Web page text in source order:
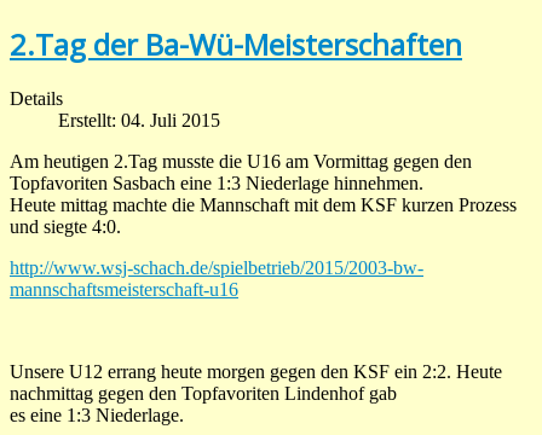
2.Tag der Ba-Wü-Meisterschaften
Details
Erstellt: 04. Juli 2015
Am heutigen 2.Tag musste die U16 am Vormittag gegen den
Topfavoriten Sasbach eine 1:3 Niederlage hinnehmen.
Heute mittag machte die Mannschaft mit dem KSF kurzen Prozess
und siegte 4:0.
http://www.wsj-schach.de/spielbetrieb/2015/2003-bw-
mannschaftsmeisterschaft-u16
Unsere U12 errang heute morgen gegen den KSF ein 2:2. Heute
nachmittag gegen den Topfavoriten Lindenhof gab
es eine 1:3 Niederlage.